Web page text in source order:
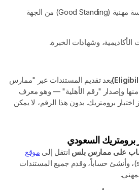
شهادة صلاحية ممارسة مهنية (Good Standing) من الجهة
وشهادات الخبرة.
بعد تقديم المستندات عبر "ممارس
منها وإصدار "رقم الأهلية" — وهو معرف
برومتريك. بدون هذا الرقم، لا يمكن
انتقل إلى موقع
(scfhs.org.sa)، وأنشئ حساباً، وقدم جميع المستندات